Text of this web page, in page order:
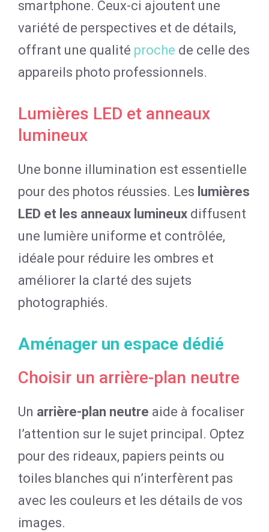
smartphone. Ceux-ci ajoutent une
variété de perspectives et de détails,
offrant une qualité proche de celle des
appareils photo professionnels.
Lumières LED et anneaux
lumineux
Une bonne illumination est essentielle
pour des photos réussies. Les lumières
LED et les anneaux lumineux diffusent
une lumière uniforme et contrôlée,
idéale pour réduire les ombres et
améliorer la clarté des sujets
photographiés.
Aménager un espace dédié
Choisir un arrière-plan neutre
Un arrière-plan neutre aide à focaliser
l’attention sur le sujet principal. Optez
pour des rideaux, papiers peints ou
toiles blanches qui n’interfèrent pas
avec les couleurs et les détails de vos
images.